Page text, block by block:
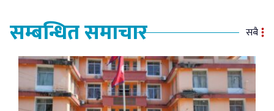
सम्बन्धित समाचार सबै